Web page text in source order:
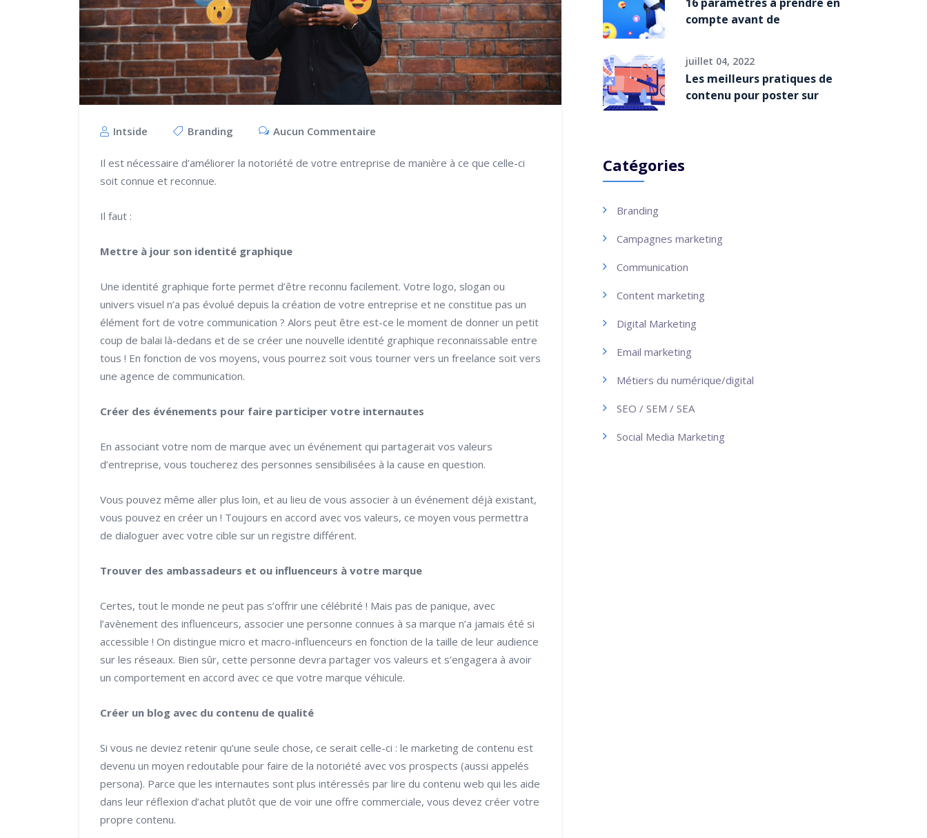
Intside Branding Aucun Commentaire
Il est nécessaire d’améliorer la notoriété de votre entreprise de manière à ce que celle-ci
soit connue et reconnue.
Il faut :
Mettre à jour son identité graphique
Une identité graphique forte permet d’être reconnu facilement. Votre logo, slogan ou
univers visuel n’a pas évolué depuis la création de votre entreprise et ne constitue pas un
élément fort de votre communication ? Alors peut être est-ce le moment de donner un petit
coup de balai là-dedans et de se créer une nouvelle identité graphique reconnaissable entre
tous ! En fonction de vos moyens, vous pourrez soit vous tourner vers un freelance soit vers
une agence de communication.
Créer des événements pour faire participer votre internautes
En associant votre nom de marque avec un événement qui partagerait vos valeurs
d’entreprise, vous toucherez des personnes sensibilisées à la cause en question.
Vous pouvez même aller plus loin, et au lieu de vous associer à un événement déjà existant,
vous pouvez en créer un ! Toujours en accord avec vos valeurs, ce moyen vous permettra
de dialoguer avec votre cible sur un registre différent.
Trouver des ambassadeurs et ou influenceurs à votre marque
Certes, tout le monde ne peut pas s’offrir une célébrité ! Mais pas de panique, avec
l’avènement des influenceurs, associer une personne connues à sa marque n’a jamais été si
accessible ! On distingue micro et macro-influenceurs en fonction de la taille de leur audience
sur les réseaux. Bien sûr, cette personne devra partager vos valeurs et s’engagera à avoir
un comportement en accord avec ce que votre marque véhicule.
Créer un blog avec du contenu de qualité
Si vous ne deviez retenir qu’une seule chose, ce serait celle-ci : le marketing de contenu est
devenu un moyen redoutable pour faire de la notoriété avec vos prospects (aussi appelés
persona). Parce que les internautes sont plus intéressés par lire du contenu web qui les aide
dans leur réflexion d’achat plutôt que de voir une offre commerciale, vous devez créer votre
propre contenu.
compte avant de
juillet 04, 2022
Les meilleurs pratiques de
contenu pour poster sur
Catégories
Branding
Campagnes marketing
Communication
Content marketing
Digital Marketing
Email marketing
Métiers du numérique/digital
SEO / SEM / SEA
Social Media Marketing